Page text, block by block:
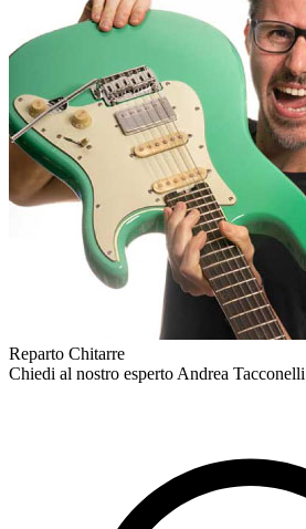
Reparto Chitarre
Chiedi al nostro espertoAndrea Tacconelli